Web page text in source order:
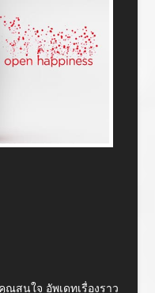
ณสนใจ อัพเดทเรื่องราว